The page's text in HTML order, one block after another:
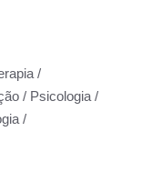
/
/ Psicologia /
/